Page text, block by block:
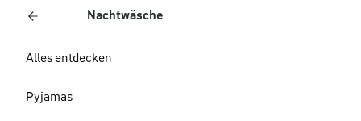
Nachtwäsche
Alles entdecken
Pyjamas